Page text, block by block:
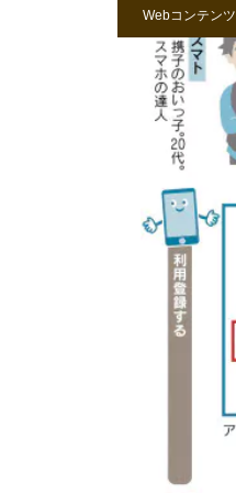
Webコンテンツ